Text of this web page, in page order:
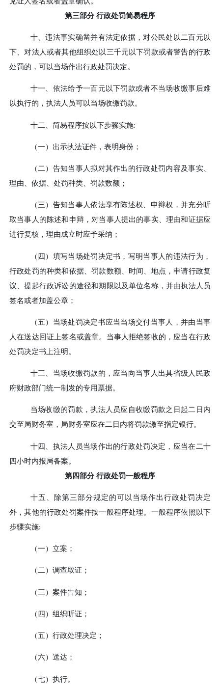
第三部分 行政处罚简易程序
十、违法事实确凿并有法定依据，对公民处以二百元以
下、对法人或者其他组织处以三千元以下罚款或者警告的行政
处罚的，可以当场作出行政处罚决定。
十一、 依法给予一百元以下罚款或者不当场收缴事后难
以执行的，执法人员可以当场收缴罚款。
十二、 简易程序按以下步骤实施:
（一）出示执法证件，表明身份；
（二）告知当事人拟对其作出的行政处罚内容及事实、
理由、依据、处罚种类、罚款数额；
（三）告知当事人依法享有陈述权、申辩权，并充分听
取当事人的陈述和申辩，对当事人提出的事实、理由和证据应
进行复核，理由成立时应予采纳；
（四）填写当场处罚决定书，写明当事人的违法行为，
行政处罚的种类和依据、罚款数额、时间、地点，申请行政复
议、提起行政诉讼的途径和期限以及单位名称，并由执法人员
签名或者加盖公章；
（五）当场处罚决定书应当当场交付当事人，并由当事
人在送达回证上签名或盖章。当事人拒绝签收的，应当在行政
处罚决定书上注明。
十三、 当场收缴罚款的，应当向当事人出具省级人民政
府财政部门统一制发的专用票据。
当场收缴的罚款，执法人员应自收缴罚款之日起二日内
交至局财务室，局财务室应在二日内将罚款缴至指定银行。
十四、 执法人员当场作出的行政处罚决定，应当在二十
四小时内报局备案。
第四部分 行政处罚一般程序
十五、 除第三部分规定的可以当场作出行政处罚决定
外，其他的行政处罚案件按一般程序处理。一般程序依照以下
步骤实施:
（一）立案；
（二）调查取证；
（三）案件告知；
（四）组织听证；
（五）行政处理决定；
（六）送达；
（七）执行。